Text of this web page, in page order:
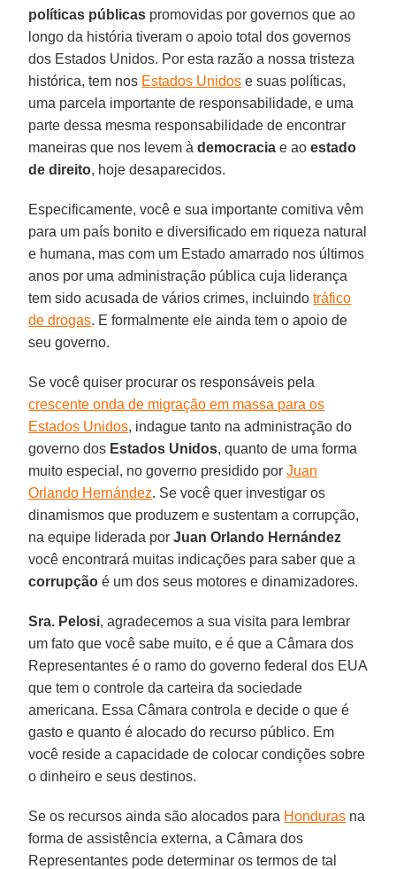
políticas públicas promovidas por governos que ao
longo da história tiveram o apoio total dos governos
dos Estados Unidos. Por esta razão a nossa tristeza
histórica, tem nos Estados Unidos e suas políticas,
uma parcela importante de responsabilidade, e uma
parte dessa mesma responsabilidade de encontrar
maneiras que nos levem àdemocracia e aoestado
de direito, hoje desaparecidos.
Especificamente, você e sua importante comitiva vêm
para um país bonito e diversificado em riqueza natural
e humana, mas com um Estado amarrado nos últimos
anos por uma administração pública cuja liderança
tem sido acusada de vários crimes, incluindotráfico
de drogas. E formalmente ele ainda tem o apoio de
seu governo.
Se você quiser procurar os responsáveis pela
crescente onda de migração em massa para os
Estados Unidos, indague tanto na administração do
governo dos Estados Unidos, quanto de uma forma
muito especial, no governo presidido porJuan
Orlando Hernández. Se você quer investigar os
dinamismos que produzem e sustentam a corrupção,
na equipe liderada porJuan Orlando Hernández
você encontrará muitas indicações para saber que a
corrupção é um dos seus motores e dinamizadores.
Sra. Pelosi, agradecemos a sua visita para lembrar
um fato que você sabe muito, e é que a Câmara dos
Representantes é o ramo do governo federal dos EUA
que tem o controle da carteira da sociedade
americana. Essa Câmara controla e decide o que é
gasto e quanto é alocado do recurso público. Em
você reside a capacidade de colocar condições sobre
o dinheiro e seus destinos.
Se os recursos ainda são alocados para Honduras na
forma de assistência externa, a Câmara dos
Representantes pode determinar os termos de tal